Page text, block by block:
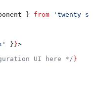
} from 'twenty-
} }>
UI here */ }